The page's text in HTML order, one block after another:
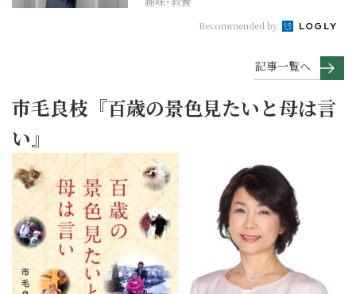
Recommended by
記事一覧へ
市毛良枝『百歳の景色見たいと母は言
い』